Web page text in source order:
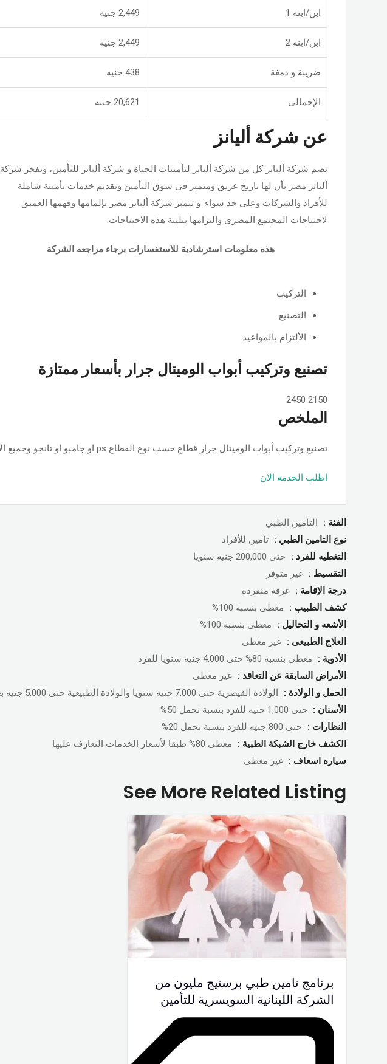
ابن/ابنه 1 2,449 جنيه
ابن/ابنه 2 2,449 جنيه
ضريبة و دمغة 438 جنيه
الإجمالى 20,621 جنيه
عن شركة أليانز
تضم شركة أليانز كل من شركة أليانز لتأمينات الحياة و شركة أليانز للتأمين، وتفخر شركة
أليانز مصر بأن لها تاريخ عريق ومتميز فى سوق التأمين وتقديم خدمات تأمينة شاملة
للأفراد والشركات وعلى حد سواء. و تتميز شركة أليانز مصر بإلمامها وفهمها العميق
لاحتياجات المجتمع المصري والتزامها بتلبية هذه الاحتياجات.
هذه معلومات استرشادية للاستفسارات برجاء مراجعه الشركة
التركيب
التصنيع
الألتزام بالمواعيد
تصنيع وتركيب أبواب الوميتال جرار بأسعار ممتازة
2150
2450
الملخص
تصنيع وتركيب أبواب الوميتال جرار قطاع حسب نوع القطاع ps او جامبو او تانجو وجميع الألوان والمساحات, حسب الطلب بأسعار ممتازة.
اطلب الخدمة الان
الفئة :
التأمين الطبي
نوع التامين الطبي : تأمين للأفراد
التغطيه للفرد :
حتى 200,000 جنيه سنويا
التقسيط : غير متوفر
درجة الإقامة : غرفة منفردة
كشف الطبيب :
مغطى بنسبة 100%
الأشعه و التحاليل :
مغطى بنسبة 100%
العلاج الطبيعى : غير مغطى
الأدوية :
مغطى بنسبة 80% حتى 4,000 جنيه سنويا للفرد
الأمراض السابقة عن التعاقد : غير مغطى
الحمل و الولادة :
الولادة القيصرية حتى 7,000 جنيه سنويا والولادة الطبيعية حتى 5,000 جنيه بعد مرور 10 شهور من بداية التعاقد
الأسنان :
حتى 1,000 جنيه للفرد بنسبة تحمل 50%
النظارات :
حتى 800 جنيه للفرد بنسبة تحمل 20%
الكشف خارج الشبكة الطبية :
مغطى 80% طبقا لأسعار الخدمات التعارف عليها
سياره اسعاف : غير مغطى
See More Related Listing
برنامج تامين طبي برستيج مليون من
الشركة اللبنانية السويسرية للتأمين